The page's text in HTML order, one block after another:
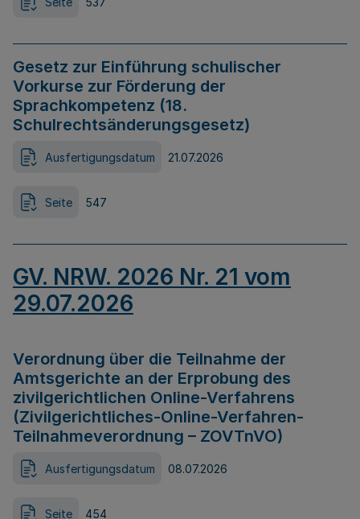
Gesetz zur Einführung schulischer
Vorkurse zur Förderung der
Sprachkompetenz (18.
Schulrechtsänderungsgesetz)
Ausfertigungsdatum 21.07.2026
Seite 547
GV. NRW. 2026 Nr. 21 vom
29.07.2026
Verordnung über die Teilnahme der
Amtsgerichte an der Erprobung des
zivilgerichtlichen Online-Verfahrens
(Zivilgerichtliches-Online-Verfahren-
Teilnahmeverordnung – ZOVTnVO)
Ausfertigungsdatum 08.07.2026
Seite 454